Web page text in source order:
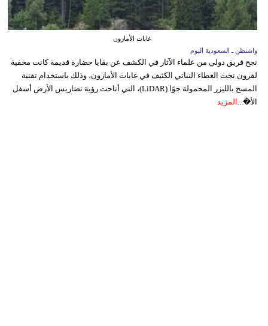
غابات الأمازون
واشنطن ـ السعودية اليوم
نجح فريق دولي من علماء الآثار في الكشف عن بقايا حضارة قديمة كانت مخفية
لقرون تحت الغطاء النباتي الكثيف في غابات الأمازون، وذلك باستخدام تقنية
المسح بالليزر المحمولة جوًا (LiDAR)، التي أتاحت رؤية تضاريس الأرض أسفل
الأ�... المزيد